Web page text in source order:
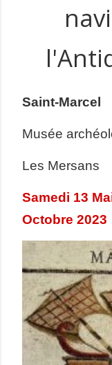
Saint-Marcel
Musée
Les Mersans
Samedi 13
Octobre 2023